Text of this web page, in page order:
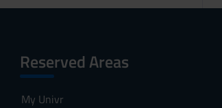
Reserved Areas
My Univr